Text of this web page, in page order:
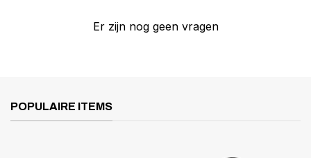
Er zijn nog geen vragen
POPULAIRE ITEMS